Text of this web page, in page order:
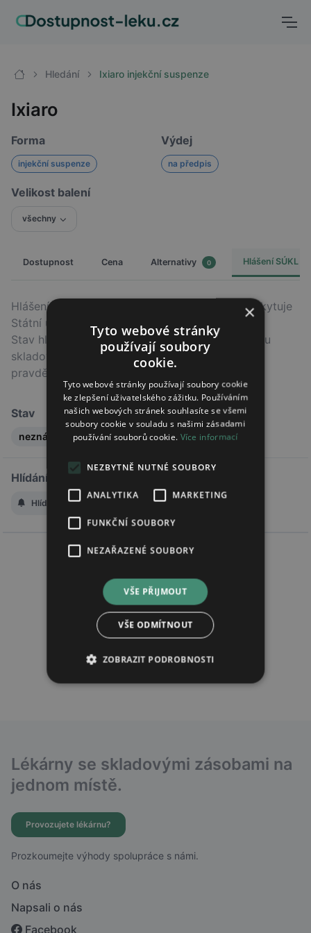
Hledání Ixiaro injekční suspenze
Ixiaro
Forma
injekční suspenze
Výdej
na předpis
Velikost balení
všechny
Dostupnost Cena Alternativy 0 Hlášení SÚKL
Hlášení o dodávkách přípravku na trh v ČR poskytuje
Státní ústav pro kontrolu léčiv (SÚKL).
Stav hlášení nemusí odpovídat skutečnému stavu
skladových zásob v lékárnách, ale indikuje
pravděpodobný trend.
Stav
neznámý
Hlídání změny stavu
Hlídat změnu stavu
Lékárny se skladovými zásobami na
jednom místě.
Provozujete lékárnu?
Prozkoumejte výhody spolupráce s námi.
O nás
Napsali o nás
Facebook
×
Tyto webové stránky
používají soubory
cookie.
Tyto webové stránky používají soubory cookie
ke zlepšení uživatelského zážitku. Používáním
našich webových stránek souhlasíte se všemi
soubory cookie v souladu s našimi zásadami
používání souborů cookie. Více informací
NEZBYTNĚ NUTNÉ SOUBORY
ANALYTIKA MARKETING
FUNKČNÍ SOUBORY
NEZAŘAZENÉ SOUBORY
VŠE PŘIJMOUT
VŠE ODMÍTNOUT
ZOBRAZIT PODROBNOSTI